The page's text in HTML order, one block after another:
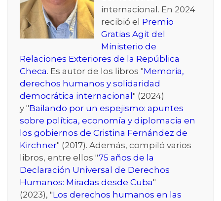
internacional. En 2024
recibió el Premio
Gratias Agit del
Ministerio de
Relaciones Exteriores de la República
Checa. Es autor de los libros "Memoria,
derechos humanos y solidaridad
democrática internacional " (2024)
y "Bailando por un espejismo: apuntes
sobre política, economía y diplomacia en
los gobiernos de Cristina Fernández de
Kirchner" (2017). Además, compiló varios
libros, entre ellos "75 años de la
Declaración Universal de Derechos
Humanos: Miradas desde Cuba"
(2023), "Los derechos humanos en las